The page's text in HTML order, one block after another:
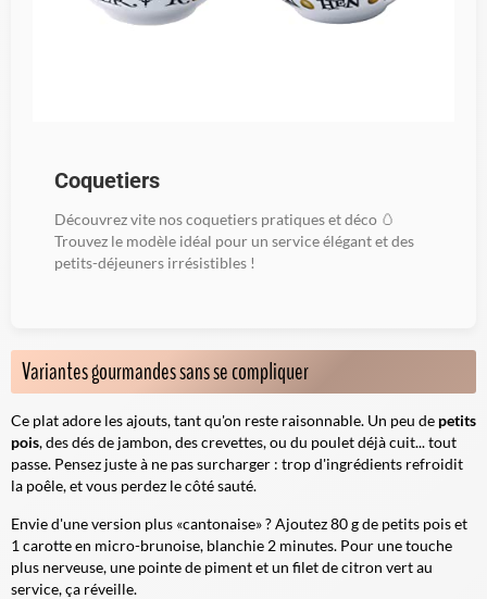
Coquetiers
Découvrez vite nos coquetiers pratiques et déco 🥚
Trouvez le modèle idéal pour un service élégant et des
petits-déjeuners irrésistibles !
Variantes gourmandes sans se compliquer
Ce plat adore les ajouts, tant qu'on reste raisonnable. Un peu de petits
pois, des dés de jambon, des crevettes, ou du poulet déjà cuit... tout
passe. Pensez juste à ne pas surcharger : trop d'ingrédients refroidit
la poêle, et vous perdez le côté sauté.
Envie d'une version plus «cantonaise» ?Ajoutez 80 g de petits pois et
1 carotte en micro-brunoise, blanchie 2 minutes. Pour une touche
plus nerveuse, une pointe de piment et un filet de citron vert au
service, ça réveille.